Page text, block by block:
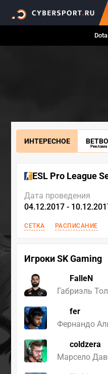
ИНТЕРЕСНОЕ
Реклама
ESL Pro League
Дата проведения
04.12.2017 -
СЕТКА РАСПИСАНИЕ
Игроки SK Gaming
FalleN
Габриэль
fer
Фернандо
coldzera
Марсело